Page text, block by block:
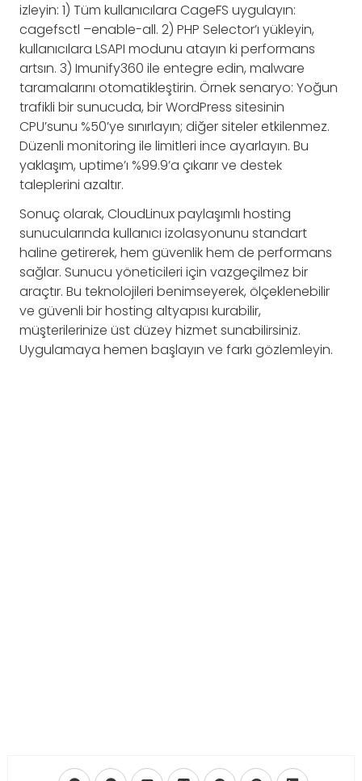
izleyin: 1) Tüm kullanıcılara CageFS uygulayın:
cagefsctl –enable-all. 2) PHP Selector’ı yükleyin,
kullanıcılara LSAPI modunu atayın ki performans
artsın. 3) Imunify360 ile entegre edin, malware
taramalarını otomatikleştirin. Örnek senaryo: Yoğun
trafikli bir sunucuda, bir WordPress sitesinin
CPU’sunu %50’ye sınırlayın; diğer siteler etkilenmez.
Düzenli monitoring ile limitleri ince ayarlayın. Bu
yaklaşım, uptime’ı %99.9’a çıkarır ve destek
taleplerini azaltır.
Sonuç olarak, CloudLinux paylaşımlı hosting
sunucularında kullanıcı izolasyonunu standart
haline getirerek, hem güvenlik hem de performans
sağlar. Sunucu yöneticileri için vazgeçilmez bir
araçtır. Bu teknolojileri benimseyerek, ölçeklenebilir
ve güvenli bir hosting altyapısı kurabilir,
müşterilerinize üst düzey hizmet sunabilirsiniz.
Uygulamaya hemen başlayın ve farkı gözlemleyin.